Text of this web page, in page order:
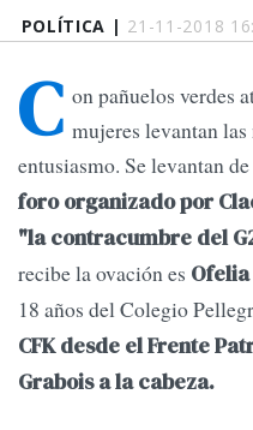
POLÍTICA | 21-11-2018
C on pañuelos verdes
mujeres levantan
entusiasmo. Se levantan
foro organizado por
"la contracumbre del
recibe la ovación es
18 años del Colegio
CFK desde el Frente
Grabois a la cabeza.